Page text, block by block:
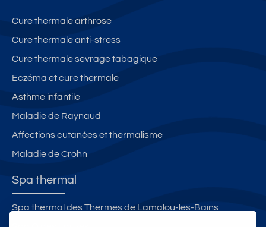
Cure thermale arthrose
Cure thermale anti-stress
Cure thermale sevrage tabagique
Eczéma et cure thermale
Asthme infantile
Maladie de Raynaud
Affections cutanées et thermalisme
Maladie de Crohn
Spa thermal
Spa thermal des Thermes de Lamalou-les-Bains